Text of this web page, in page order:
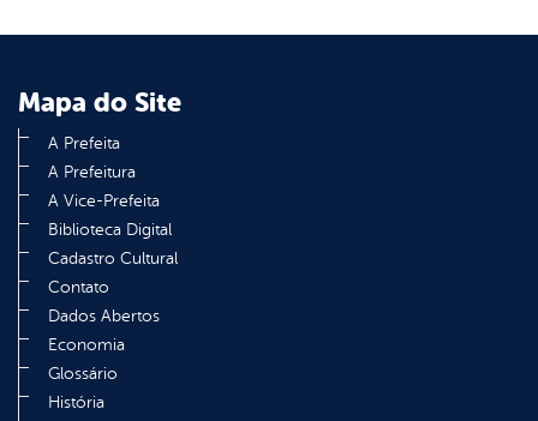
Mapa do Site
A Prefeita
A Prefeitura
A Vice-Prefeita
Biblioteca Digital
Cadastro Cultural
Contato
Dados Abertos
Economia
Glossário
História